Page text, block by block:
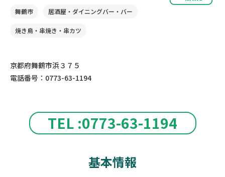
TEL :0773-63-1194
舞鶴市 居酒屋・ダイニングバー・バー
焼き鳥・串焼き・串カツ
京都府舞鶴市浜３７５
電話番号：0773-63-1194
基本情報